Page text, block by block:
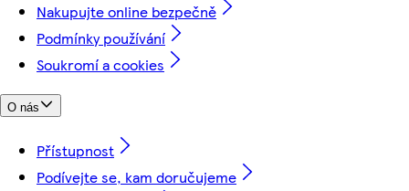
Nakupujte online bezpečně
Podmínky používání
Soukromí a cookies
O nás
Přístupnost
Podívejte se, kam doručujeme